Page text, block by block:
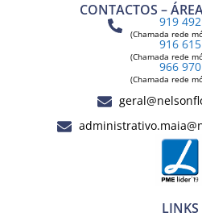
CONTACTOS –
919
(Chamada rede
916
(Chamada rede
966
(Chamada rede
LINKS